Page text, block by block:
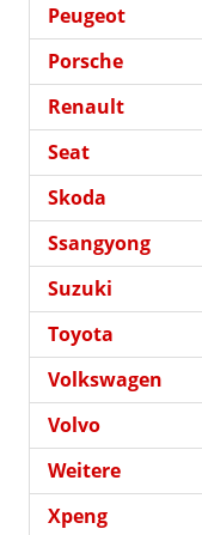
Peugeot
Porsche
Renault
Seat
Skoda
Ssangyong
Suzuki
Toyota
Volkswagen
Volvo
Weitere
Xpeng